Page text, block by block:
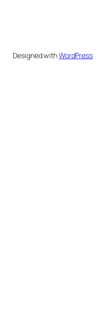
Designed withWordPress